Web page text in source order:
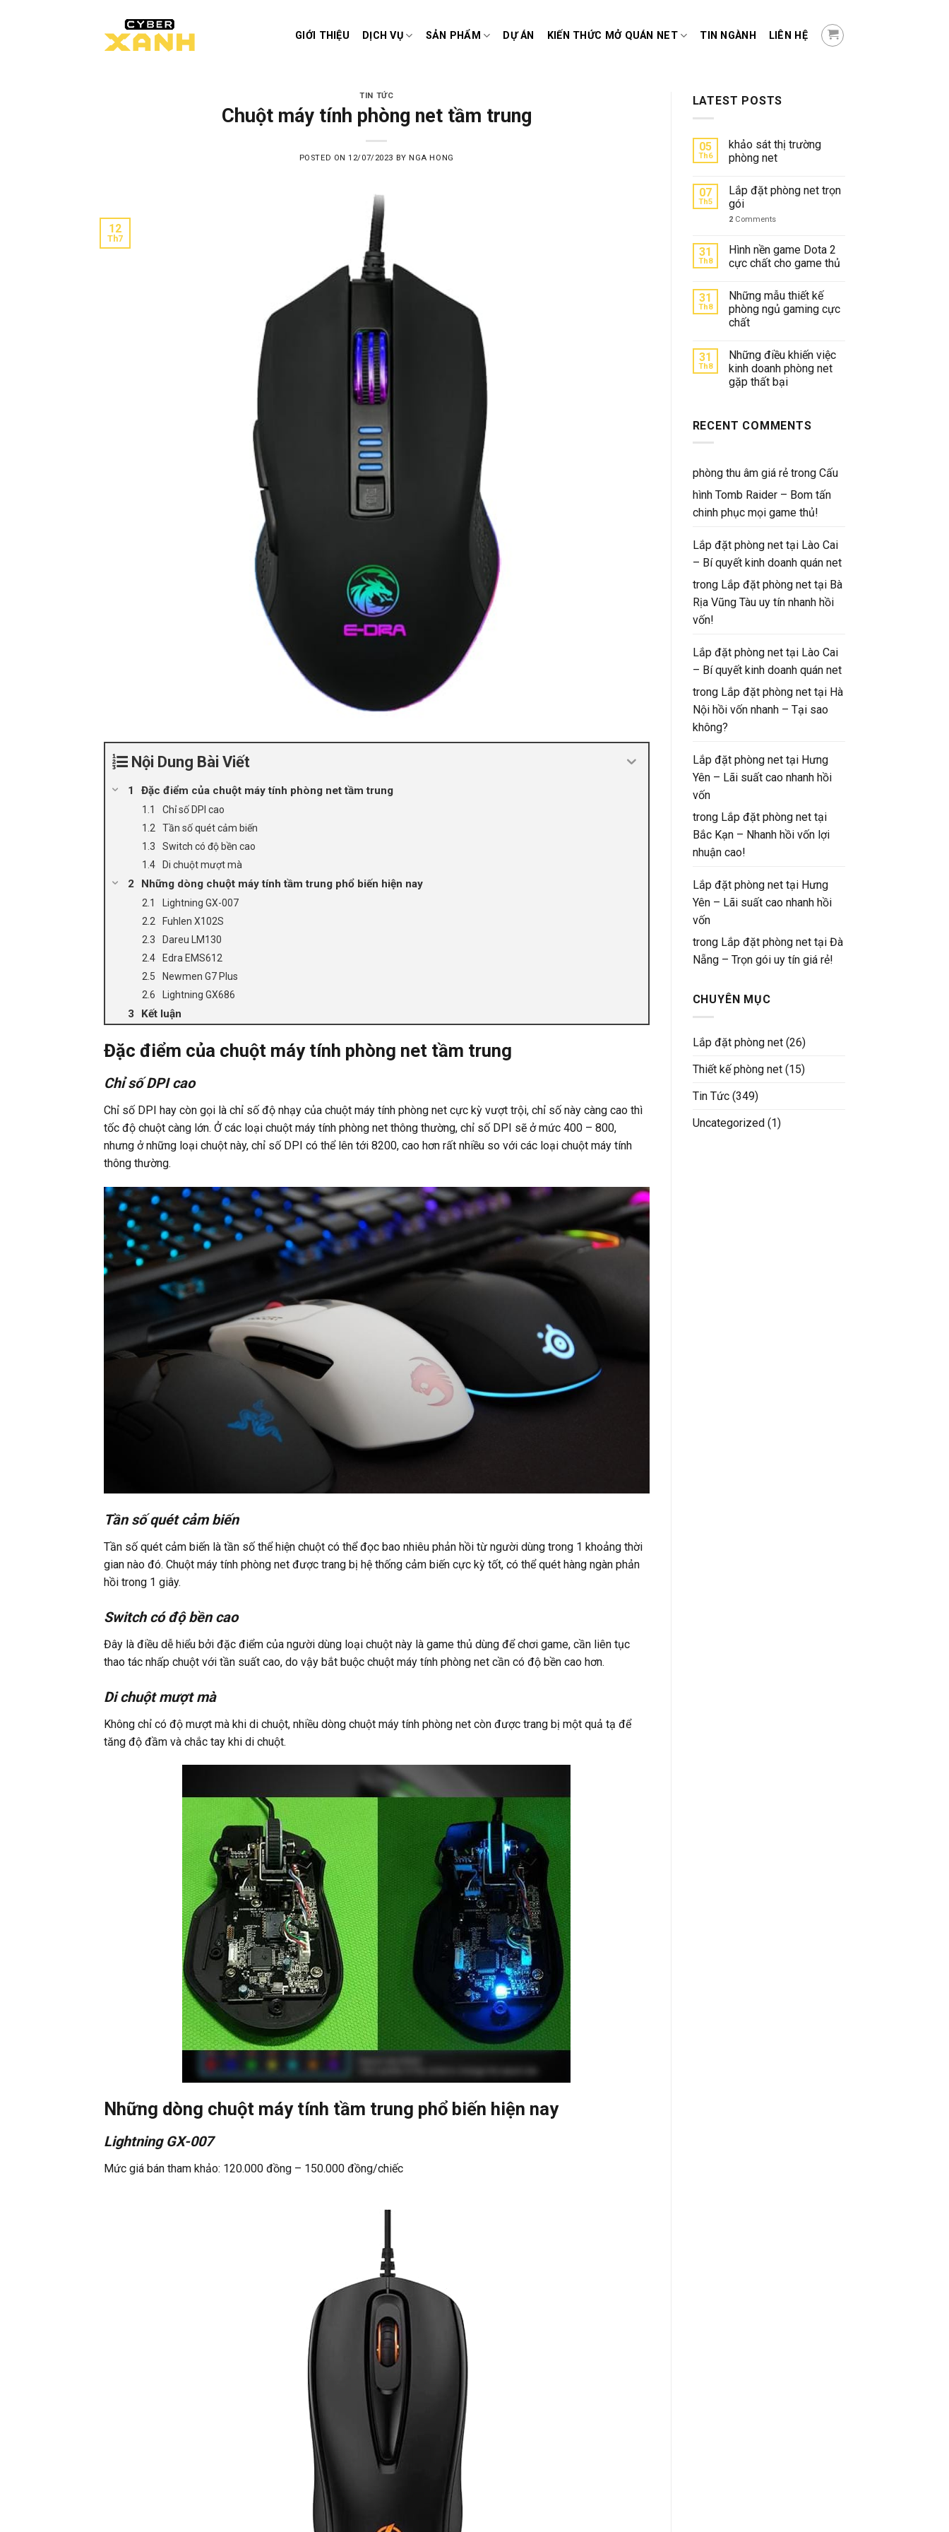
GIỚI THIỆU DỊCH VỤ SẢN PHẨM DỰ ÁN KIẾN THỨC MỞ QUÁN NET TIN NGÀNH LIÊN HỆ
TIN TỨC
Chuột máy tính phòng net tầm trung
POSTED ON12/07/2023 BY NGA HONG
12
Th7
Nội Dung Bài Viết
Đặc điểm của chuột máy tính phòng net tầm trung
Chỉ số DPI cao
Tần số quét cảm biến
Switch có độ bền cao
Di chuột mượt mà
Những dòng chuột máy tính tầm trung phổ biến hiện nay
Lightning GX-007
Fuhlen X102S
Dareu LM130
Edra EMS612
Newmen G7 Plus
Lightning GX686
Kết luận
Đặc điểm của chuột máy tính phòng net tầm trung
Chỉ số DPI cao
Chỉ số DPI hay còn gọi là chỉ số độ nhạy của chuột máy tính phòng net cực kỳ vượt trội, chỉ số này càng cao thì
tốc độ chuột càng lớn. Ở các loại chuột máy tính phòng net thông thường, chỉ số DPI sẽ ở mức 400 – 800,
nhưng ở những loại chuột này, chỉ số DPI có thể lên tới 8200, cao hơn rất nhiều so với các loại chuột máy tính
thông thường.
Tần số quét cảm biến
Tần số quét cảm biến là tần số thể hiện chuột có thể đọc bao nhiêu phản hồi từ người dùng trong 1 khoảng thời
gian nào đó. Chuột máy tính phòng net được trang bị hệ thống cảm biến cực kỳ tốt, có thể quét hàng ngàn phản
hồi trong 1 giây.
Switch có độ bền cao
Đây là điều dễ hiểu bởi đặc điểm của người dùng loại chuột này là game thủ dùng để chơi game, cần liên tục
thao tác nhấp chuột với tần suất cao, do vậy bắt buộc chuột máy tính phòng net cần có độ bền cao hơn.
Di chuột mượt mà
Không chỉ có độ mượt mà khi di chuột, nhiều dòng chuột máy tính phòng net còn được trang bị một quả tạ để
tăng độ đầm và chắc tay khi di chuột.
Những dòng chuột máy tính tầm trung phổ biến hiện nay
Lightning GX-007
Mức giá bán tham khảo: 120.000 đồng – 150.000 đồng/chiếc
LATEST POSTS
05
Th6
khảo sát thị trường
phòng net
07
Th5
Lắp đặt phòng net trọn
gói
2Comments
31
Th8
Hình nền game Dota 2
cực chất cho game thủ
31
Th8
Những mẫu thiết kế
phòng ngủ gaming cực
chất
31
Th8
Những điều khiến việc
kinh doanh phòng net
gặp thất bại
RECENT COMMENTS
phòng thu âm giá rẻtrong Cấu
hình Tomb Raider – Bom tấn
chinh phục mọi game thủ!
Lắp đặt phòng net tại Lào Cai
– Bí quyết kinh doanh quán net
trong Lắp đặt phòng net tại Bà
Rịa Vũng Tàu uy tín nhanh hồi
vốn!
Lắp đặt phòng net tại Lào Cai
– Bí quyết kinh doanh quán net
trong Lắp đặt phòng net tại Hà
Nội hồi vốn nhanh – Tại sao
không?
Lắp đặt phòng net tại Hưng
Yên – Lãi suất cao nhanh hồi
vốn
trong Lắp đặt phòng net tại
Bắc Kạn – Nhanh hồi vốn lợi
nhuận cao!
Lắp đặt phòng net tại Hưng
Yên – Lãi suất cao nhanh hồi
vốn
trong Lắp đặt phòng net tại Đà
Nẵng – Trọn gói uy tín giá rẻ!
CHUYÊN MỤC
Lắp đặt phòng net(26)
Thiết kế phòng net(15)
Tin Tức(349)
Uncategorized(1)